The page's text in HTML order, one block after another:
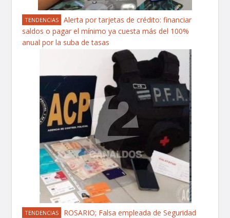
TENDENCIAS
Alerta por tarjetas de crédito: financiar
saldos o pagar el mínimo ya cuesta más del 100%
anual por la suba de tasas
TENDENCIAS
ROSARIO; Falsa empleada de Seguridad